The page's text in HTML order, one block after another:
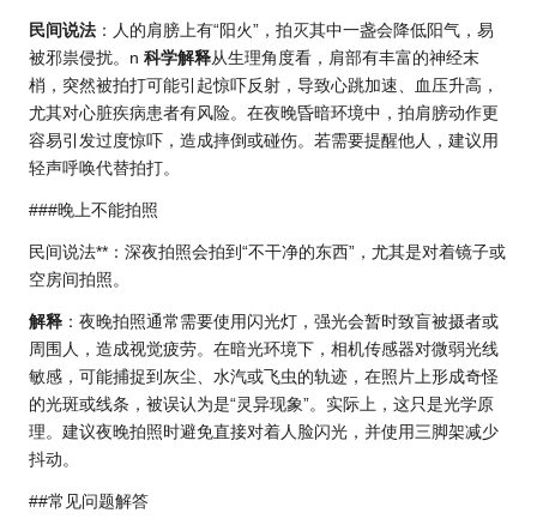
民间说法 ：人的肩膀上有“阳火”，拍灭其中一盏会降低阳气，易
被邪祟侵扰。n 科学解释从生理角度看，肩部有丰富的神经末
梢，突然被拍打可能引起惊吓反射，导致心跳加速、血压升高，
尤其对心脏疾病患者有风险。在夜晚昏暗环境中，拍肩膀动作更
容易引发过度惊吓，造成摔倒或碰伤。若需要提醒他人，建议用
轻声呼唤代替拍打。
###晚上不能拍照
民间说法**：深夜拍照会拍到“不干净的东西”，尤其是对着镜子或
空房间拍照。
解释 ：夜晚拍照通常需要使用闪光灯，强光会暂时致盲被摄者或
周围人，造成视觉疲劳。在暗光环境下，相机传感器对微弱光线
敏感，可能捕捉到灰尘、水汽或飞虫的轨迹，在照片上形成奇怪
的光斑或线条，被误认为是“灵异现象”。实际上，这只是光学原
理。建议夜晚拍照时避免直接对着人脸闪光，并使用三脚架减少
抖动。
##常见问题解答